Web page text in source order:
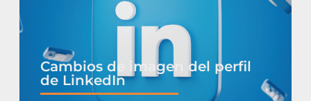
Cambios de imagen del perfil
de LinkedIn